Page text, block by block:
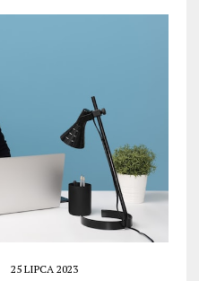
25 LIPCA 2023